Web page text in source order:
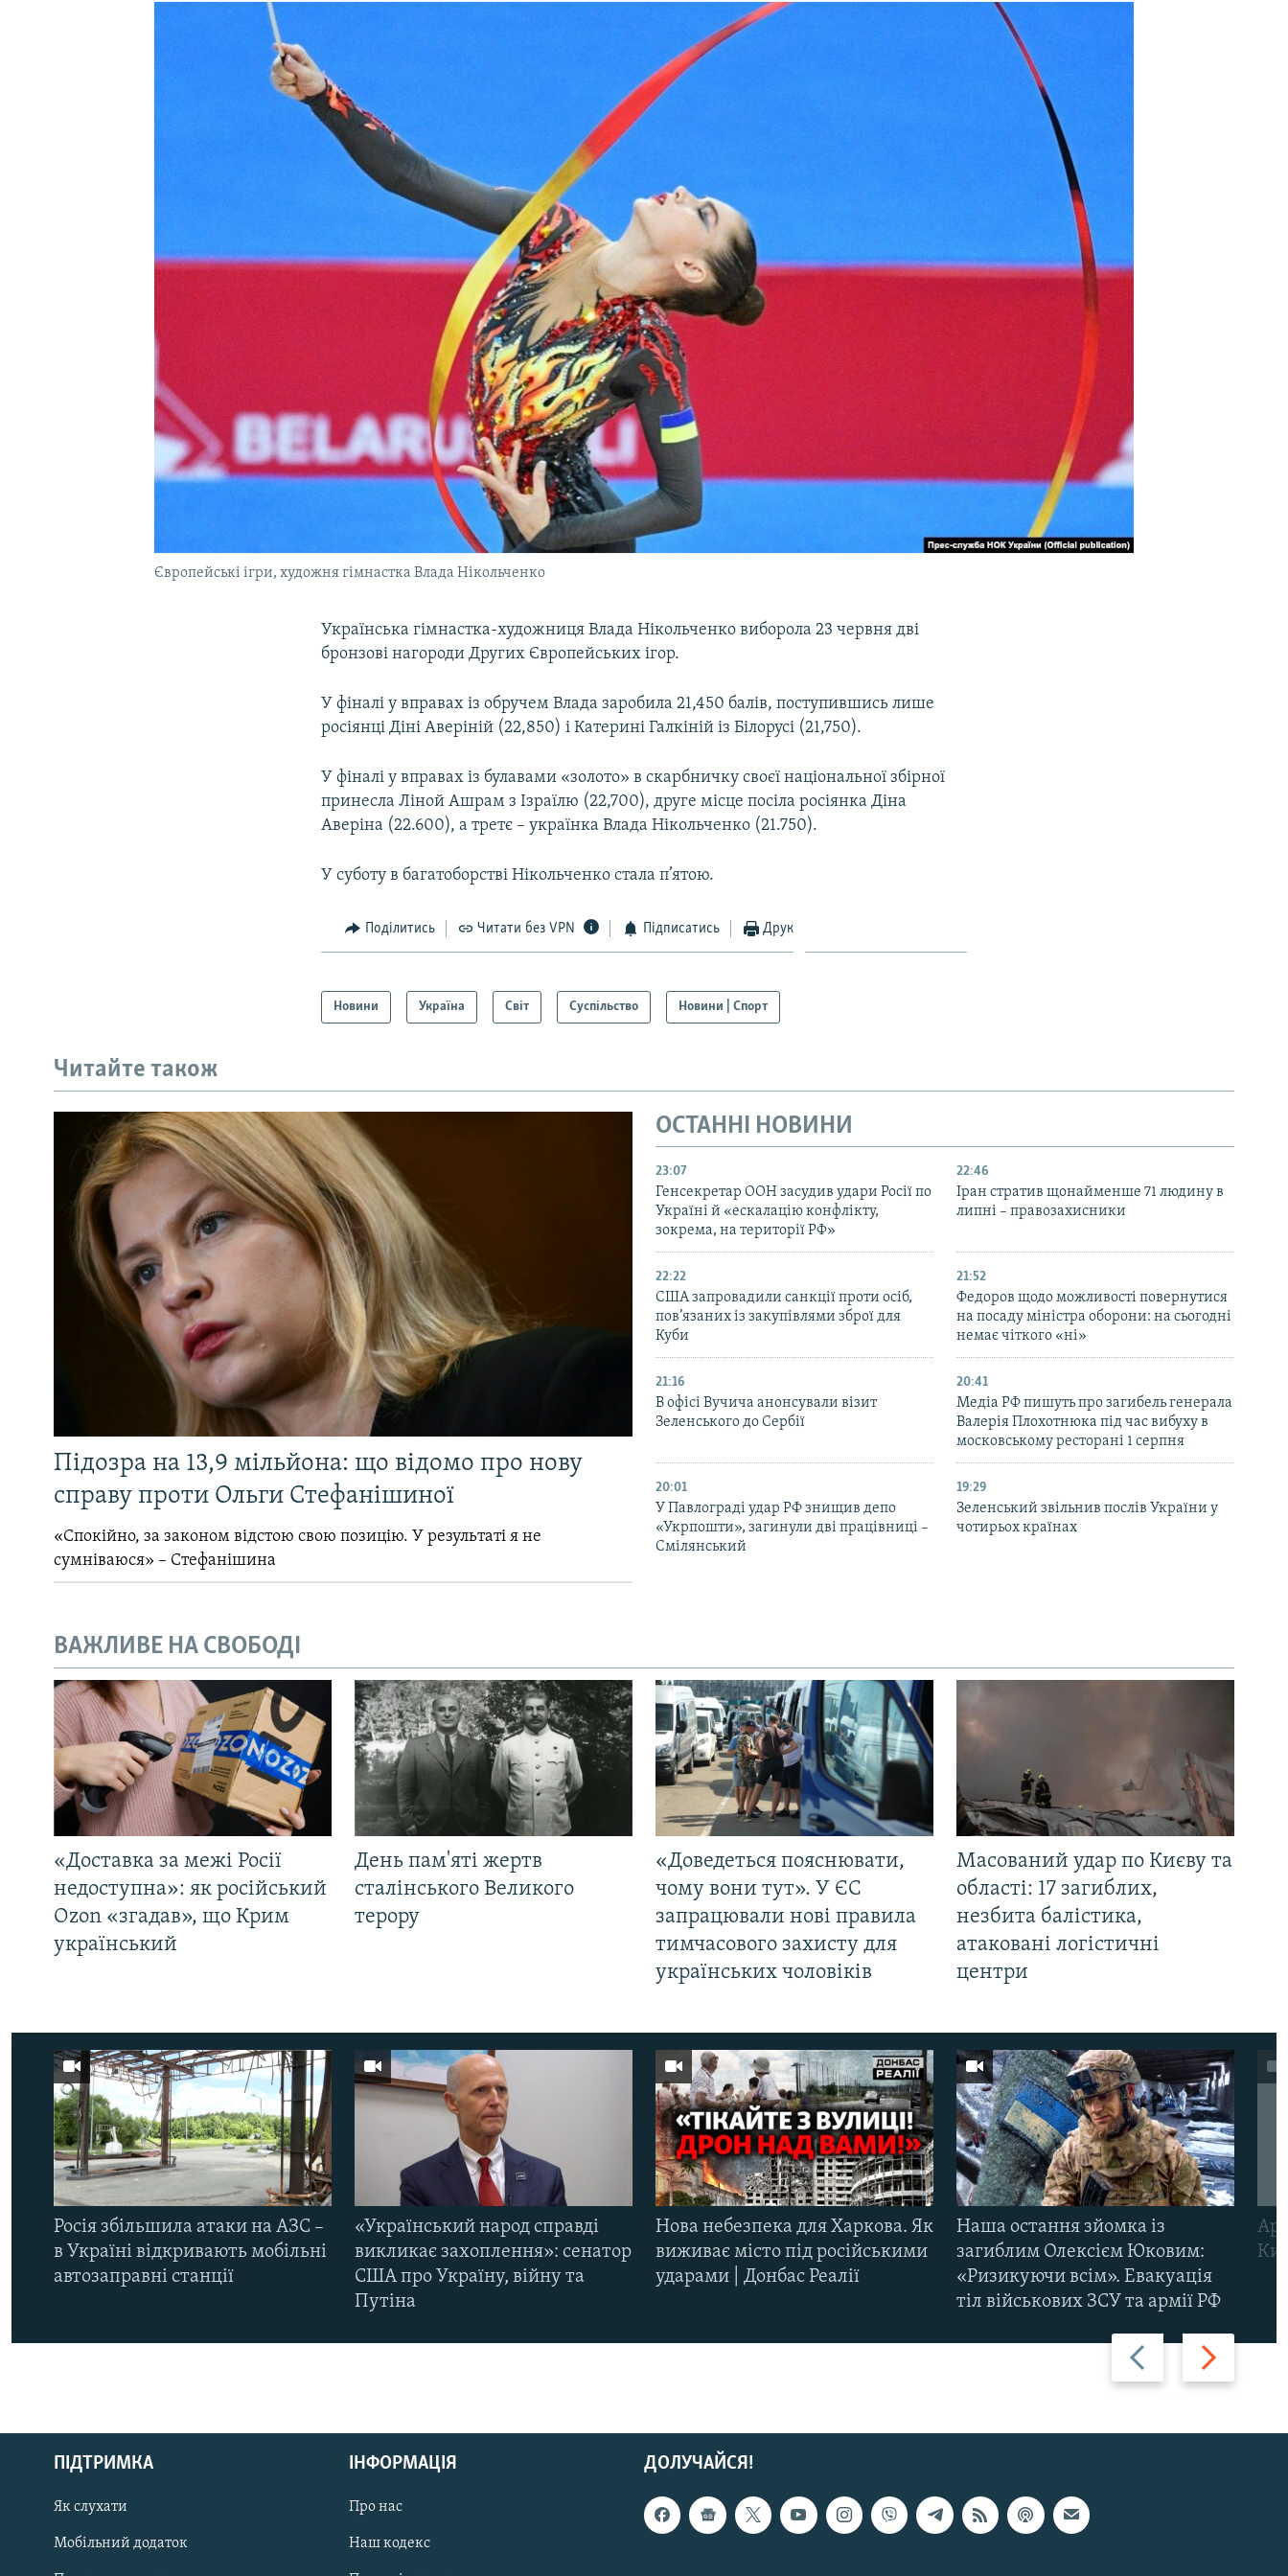
РУС
ДОЛУЧАЙСЯ!
Європейські ігри, художня гімнастка Влада Нікольченко
Українська гімнастка-художниця Влада Нікольченко виборола 23 червня дві
бронзові нагороди Других Європейських ігор.
У фіналі у вправах із обручем Влада заробила 21,450 балів, поступившись лише
росіянці Діні Аверіній (22,850) і Катерині Галкіній із Білорусі (21,750).
У фіналі у вправах із булавами «золото» в скарбничку своєї національної збірної
принесла Ліной Ашрам з Ізраїлю (22,700), друге місце посіла росіянка Діна
Аверіна (22.600), а третє – українка Влада Нікольченко (21.750).
У суботу в багатоборстві Нікольченко стала п’ятою.
Поділитись Читати без VPN Підписатись Друк
Новини Україна Світ Суспільство Новини | Спорт
Читайте також
Підозра на 13,9 мільйона: що відомо про нову
справу проти Ольги Стефанішиної
«Спокійно, за законом відстою свою позицію. У результаті я не
сумніваюся» – Стефанішина
ОСТАННІ НОВИНИ
23:07
Генсекретар ООН засудив удари Росії по
Україні й «ескалацію конфлікту,
зокрема, на території РФ»
22:46
Іран стратив щонайменше 71 людину в
липні – правозахисники
22:22
США запровадили санкції проти осіб,
пов’язаних із закупівлями зброї для
Куби
21:52
Федоров щодо можливості повернутися
на посаду міністра оборони: на сьогодні
немає чіткого «ні»
21:16
В офісі Вучича анонсували візит
Зеленського до Сербії
20:41
Медіа РФ пишуть про загибель генерала
Валерія Плохотнюка під час вибуху в
московському ресторані 1 серпня
20:01
У Павлограді удар РФ знищив депо
«Укрпошти», загинули дві працівниці –
Смілянський
19:29
Зеленський звільнив послів України у
чотирьох країнах
ВАЖЛИВЕ НА СВОБОДІ
«Доставка за межі Росії
недоступна»: як російський
Ozon «згадав», що Крим
український
День пам'яті жертв
сталінського Великого
терору
«Доведеться пояснювати,
чому вони тут». У ЄС
запрацювали нові правила
тимчасового захисту для
українських чоловіків
Масований удар по Києву та
області: 17 загиблих,
незбита балістика,
атаковані логістичні
центри
Назад Вперед
Росія збільшила атаки на АЗС –
в Україні відкривають мобільні
автозаправні станції
«Український народ справді
викликає захоплення»: сенатор
США про Україну, війну та
Путіна
Нова небезпека для Харкова. Як
виживає місто під російськими
ударами | Донбас Реалії
Наша остання зйомка із
загиблим Олексієм Юковим:
«Ризикуючи всім». Евакуація
тіл військових ЗСУ та армії РФ
ДОЛУЧАЙСЯ!
ПІДТРИМКА
Як слухати
Мобільний додаток
ІНФОРМАЦІЯ
Про нас
Наш кодекс